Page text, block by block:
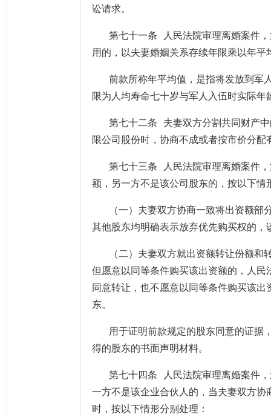
讼请求。
第七十一条 人民法院审理离婚案件
用的，以夫妻婚姻关系存续年限乘以年
前款所称年平均值，是指将发放到军
限为人均寿命七十岁与军人入伍时实际年
第七十二条 夫妻双方分割共同财产
限公司股份时，协商不成或者按市价分
第七十三条 人民法院审理离婚案件
额，另一方不是该公司股东的，按以下情
（一）夫妻双方协商一致将出资额
其他股东均明确表示放弃优先购买权的
（二）夫妻双方就出资额转让份额
但愿意以同等条件购买该出资额的，人
同意转让，也不愿意以同等条件购买该
东。
用于证明前款规定的股东同意的证据
得的股东的书面声明材料。
第七十四条 人民法院审理离婚案件
一方不是该企业合伙人的，当夫妻双方
时，按以下情形分别处理：